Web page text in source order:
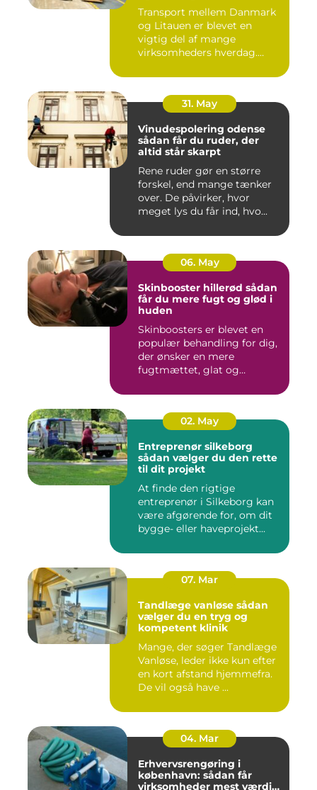
Transport mellem Danmark
og Litauen er blevet en
vigtig del af mange
virksomheders hverdag.
31. May
Vinudespolering odense
sådan får du ruder, der
altid står skarpt
Rene ruder gør en større
forskel, end mange tænker
over. De påvirker, hvor
meget lys du får ind, hvo...
06. May
Skinbooster hillerød sådan
får du mere fugt og glød i
huden
Skinboosters er blevet en
populær behandling for dig,
der ønsker en mere
fugtmættet, glat og
02. May
Entreprenør silkeborg
sådan vælger du den rette
til dit projekt
At finde den rigtige
entreprenør i Silkeborg kan
være afgørende for, om dit
bygge- eller haveprojekt...
07. Mar
Tandlæge vanløse sådan
vælger du en tryg og
kompetent klinik
Mange, der søger Tandlæge
Vanløse, leder ikke kun efter
en kort afstand hjemmefra.
De vil også have ...
04. Mar
Erhvervsrengøring i
københavn: sådan får
virksomheder mest værdi